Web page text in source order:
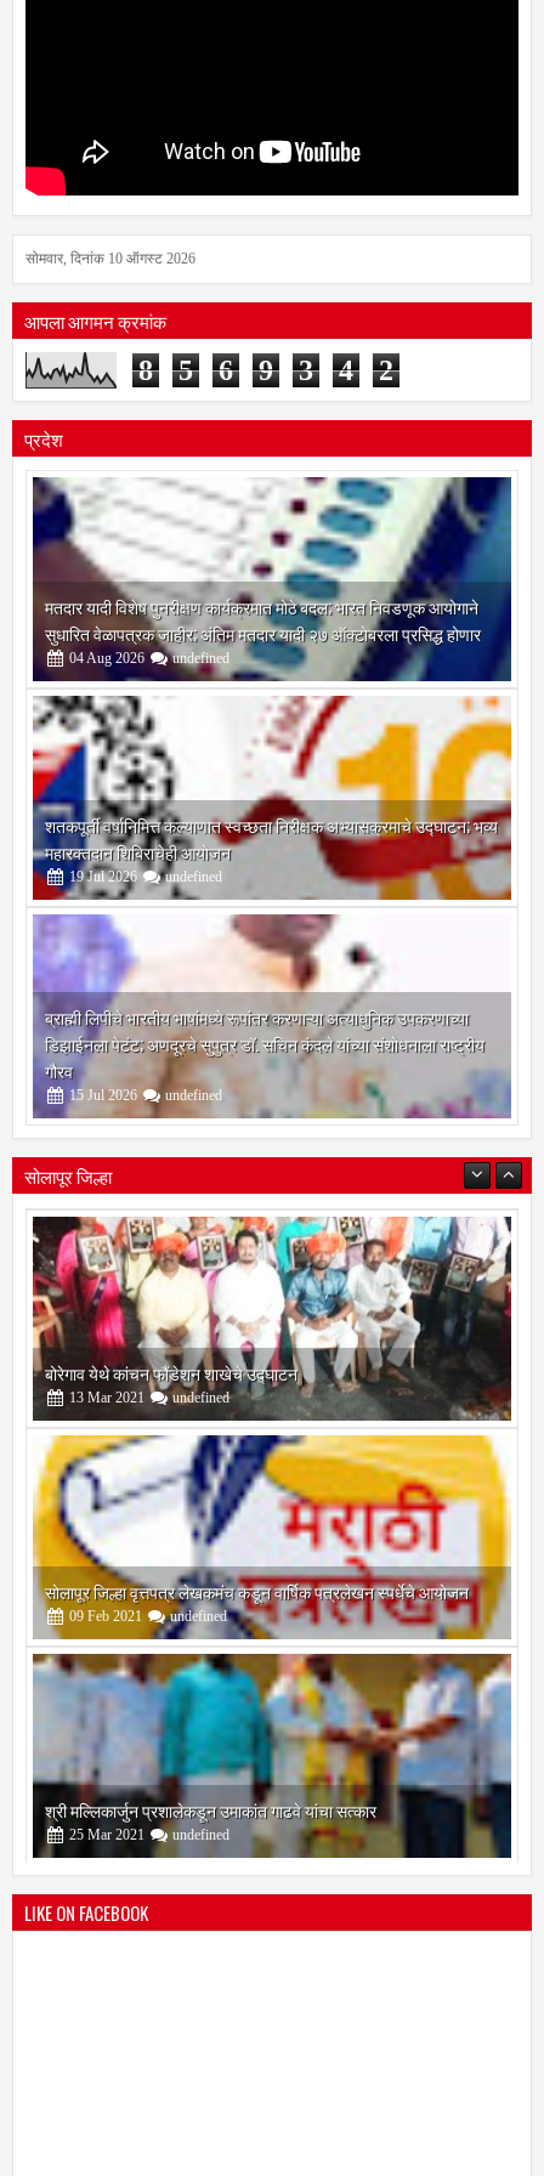
सोमवार, दिनांक 10 ऑगस्ट 2026
आपला आगमन क्रमांक
8 5 6 9 3 4 2
प्रदेश
मतदार यादी विशेष पुनरीक्षण कार्यक्रमात मोठे बदल; भारत निवडणूक आयोगाने
सुधारित वेळापत्रक जाहीर; अंतिम मतदार यादी २७ ऑक्टोबरला प्रसिद्ध होणार
04Aug 2026 undefined
शतकपूर्ती वर्षानिमित्त कल्याणात स्वच्छता निरीक्षक अभ्यासक्रमाचे उद्घाटन; भव्य
महारक्तदान शिबिराचेही आयोजन
19 Jul 2026 undefined
ब्राह्मी लिपीचे भारतीय भाषांमध्ये रूपांतर करणाऱ्या अत्याधुनिक उपकरणाच्या
डिझाईनला पेटंट; अणदूरचे सुपुत्र डॉ. सचिन कंदले यांच्या संशोधनाला राष्ट्रीय
गौरव
15 Jul 2026 undefined
सोलापूर जिल्हा
बोरेगाव येथे कांचन फौंडेशन शाखेचे उद्घाटन
13 Mar 2021 undefined
सोलापूर जिल्हा वृत्तपत्र लेखकमंच कडून वार्षिक पत्रलेखन स्पर्धेचे आयोजन
09 Feb 2021 undefined
श्री मल्लिकार्जुन प्रशालेकडून उमाकांत गाढवे यांचा सत्कार
25 Mar 2021 undefined
LIKE ON FACEBOOK